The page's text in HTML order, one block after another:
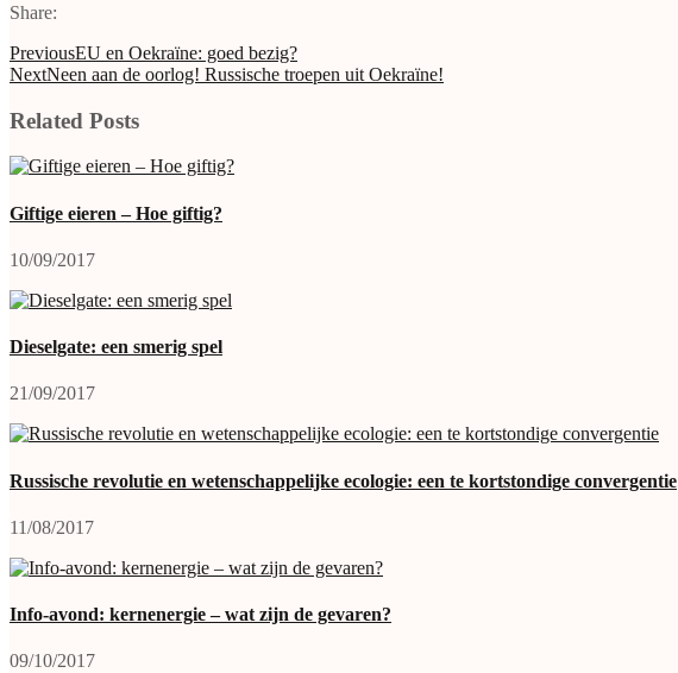
Share:
PreviousEU en Oekraïne: goed bezig?
NextNeen aan de oorlog! Russische troepen uit Oekraïne!
Related Posts
Giftige eieren – Hoe giftig?
10/09/2017
Dieselgate: een smerig spel
21/09/2017
Russische revolutie en wetenschappelijke ecologie: een te kortstondige convergentie
11/08/2017
Info-avond: kernenergie – wat zijn de gevaren?
09/10/2017